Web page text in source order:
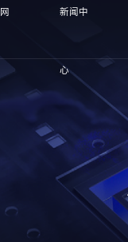
新闻中
心